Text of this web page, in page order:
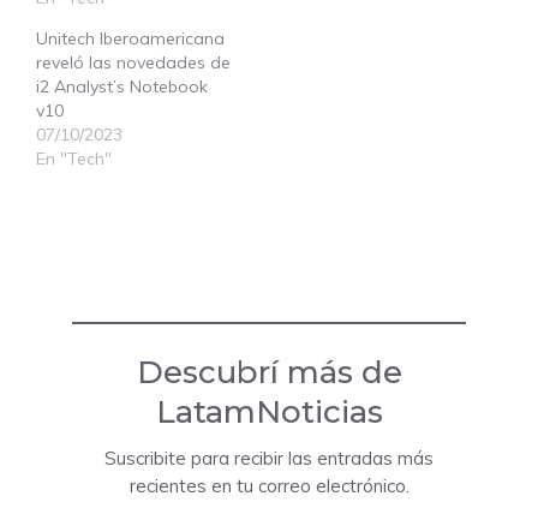
Unitech Iberoamericana
reveló las novedades de
i2 Analyst’s Notebook
v10
07/10/2023
En "Tech"
Descubrí más de
LatamNoticias
Suscribite para recibir las entradas más
recientes en tu correo electrónico.